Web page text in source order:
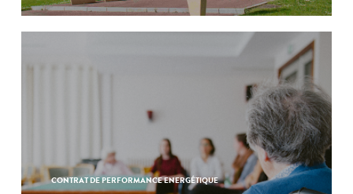
CONTRAT DE PERFORMANCE ENERGÉTIQUE